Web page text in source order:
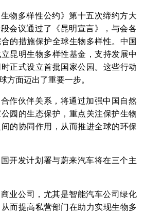
物多样性公约》第十五次缔约方大
会议通过了《昆明宣言》，与会各
的措施保护全球生物多样性。中国
昆明生物多样性基金，支持发展中
正式设立首批国家公园。这些行动
方面迈出了重要一步。
作伙伴关系，将通过加强中国自然
园的生态保护，重点关注保护生物
的协同作用，从而推进全球的环保
开发计划署与蔚来汽车将在三个主
业公司，尤其是智能汽车公司绿化
而提高私营部门在助力实现生物多